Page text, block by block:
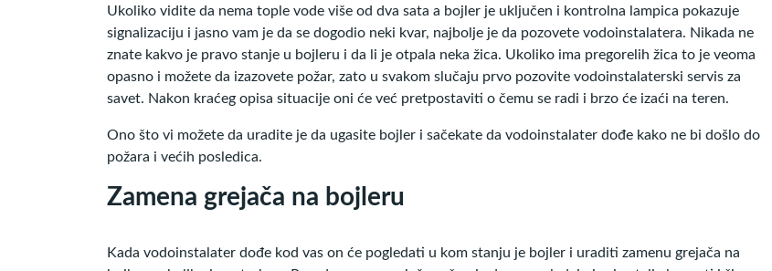
Ukoliko vidite da nema tople vode više od dva sata a bojler je uključen i kontrolna lampica pokazuje
signalizaciju i jasno vam je da se dogodio neki kvar, najbolje je da pozovete vodoinstalatera. Nikada ne
znate kakvo je pravo stanje u bojleru i da li je otpala neka žica. Ukoliko ima pregorelih žica to je veoma
opasno i možete da izazovete požar, zato u svakom slučaju prvo pozovite vodoinstalaterski servis za
savet. Nakon kraćeg opisa situacije oni će već pretpostaviti o čemu se radi i brzo će izaći na teren.
Ono što vi možete da uradite je da ugasite bojler i sačekate da vodoinstalater dođe kako ne bi došlo do
požara i većih posledica.
Zamena grejača na bojleru
Kada vodoinstalater dođe kod vas on će pogledati u kom stanju je bojler i uraditi zamenu grejača na